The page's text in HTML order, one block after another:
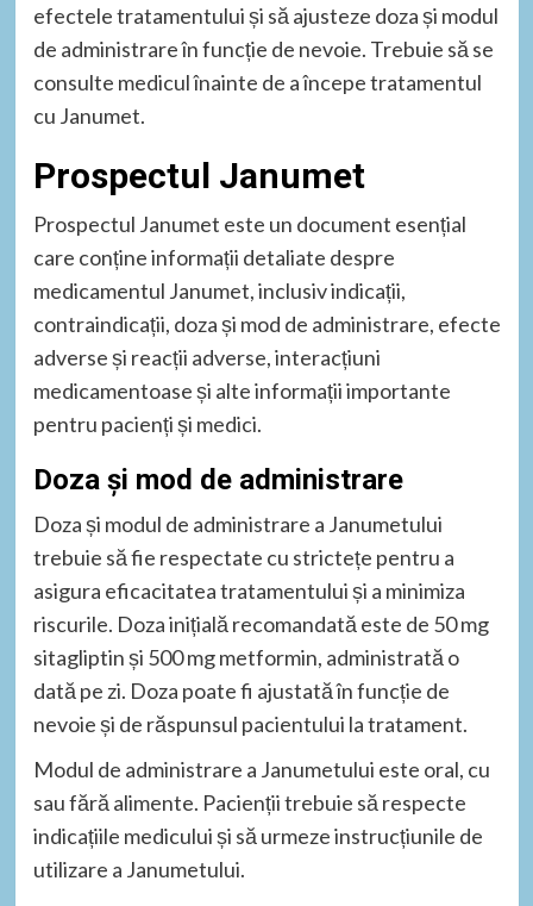
efectele tratamentului și să ajusteze doza și modul
de administrare în funcție de nevoie. Trebuie să se
consulte medicul înainte de a începe tratamentul
cu Janumet.
Prospectul Janumet
Prospectul Janumet este un document esențial
care conține informații detaliate despre
medicamentul Janumet, inclusiv indicații,
contraindicații, doza și mod de administrare, efecte
adverse și reacții adverse, interacțiuni
medicamentoase și alte informații importante
pentru pacienți și medici.
Doza și mod de administrare
Doza și modul de administrare a Janumetului
trebuie să fie respectate cu strictețe pentru a
asigura eficacitatea tratamentului și a minimiza
riscurile. Doza inițială recomandată este de 50 mg
sitagliptin și 500 mg metformin, administrată o
dată pe zi. Doza poate fi ajustată în funcție de
nevoie și de răspunsul pacientului la tratament.
Modul de administrare a Janumetului este oral, cu
sau fără alimente. Pacienții trebuie să respecte
indicațiile medicului și să urmeze instrucțiunile de
utilizare a Janumetului.